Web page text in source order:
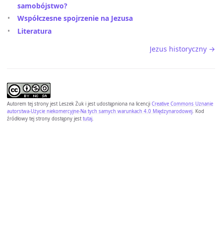
samobójstwo?
Współczesne spojrzenie na Jezusa
Literatura
Jezus historyczny →
Autorem tej strony jest Leszek Żuk i jest udostępniona na licencji Creative Commons Uznanie
autorstwa-Użycie niekomercyjne-Na tych samych warunkach 4.0 Międzynarodowej . Kod
źródłowy tej strony dostępny jesttutaj